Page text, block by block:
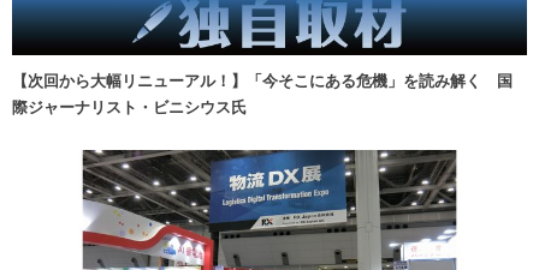
【次回から大幅リニューアル！】「今そこにある危機」を読み解く 国
際ジャーナリスト・ビニシウス氏